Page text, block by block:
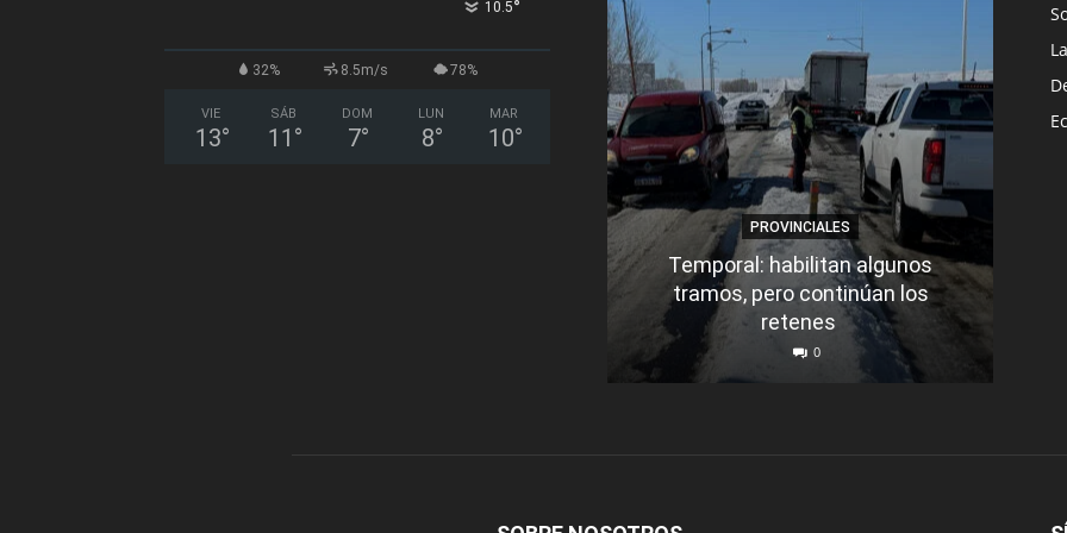
10.5°
32% 8.5m/s 78%
VIE
13°
SÁB
11 °
DOM
7°
LUN
8°
MAR
10°
PROVINCIALES
Temporal: habilitan algunos
tramos, pero continúan los
retenes
0